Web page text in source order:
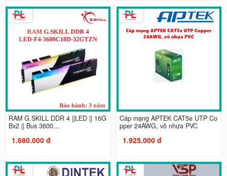
RAM G.SKILL DDR 4 ||LED || 16G
Bx2 || Bus 3600...
1.680.000 đ
Cáp mạng APTEK CAT5e UTP Co
pper 24AWG, vỏ nhựa PVC
1.925.000 đ